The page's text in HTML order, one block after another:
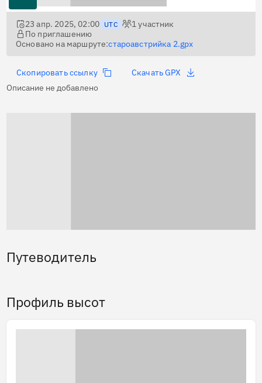
23 апр. 2025, 02:00 UTC 1участник
По приглашению
Основано на маршруте:староавстрийка 2.gpx
Скопировать ссылку
Скачать GPX
Описание не добавлено
Путеводитель
Профиль высот